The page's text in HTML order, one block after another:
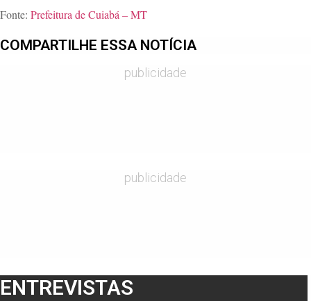
Fonte: Prefeitura de Cuiabá – MT
COMPARTILHE ESSA NOTÍCIA
publicidade
publicidade
ENTREVISTAS